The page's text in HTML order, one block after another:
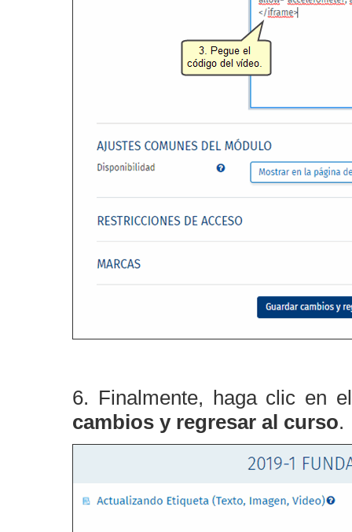
6. Finalmente, haga clic en
cambios y regresar al curso.